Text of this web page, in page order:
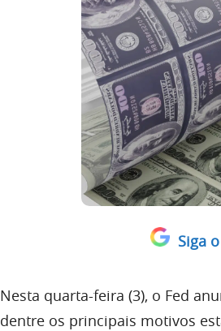
Siga
Nesta quarta-feira (3), o Fed
dentre os principais motivos